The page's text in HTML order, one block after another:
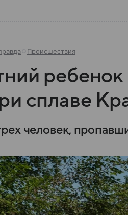
Происшествия
сплаве
человек,